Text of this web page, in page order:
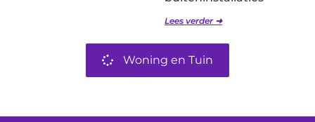
Lees verder ➜
Woning en Tuin